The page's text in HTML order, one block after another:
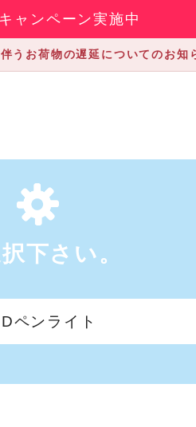
ャンペーン実施中
うお荷物の遅延についてのお知
下さい。
ペンライト